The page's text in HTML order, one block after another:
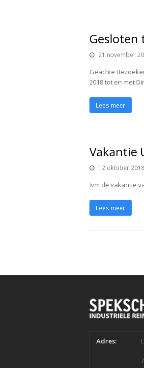
Gesloten
21 november
Geachte
2018 tot en met
Lees meer
Vakantie
12 oktober 2018
Ivm de vakantie
Lees meer
Adres: